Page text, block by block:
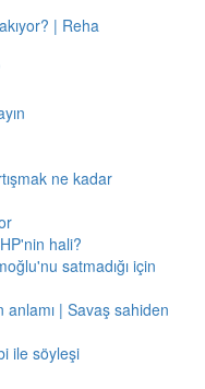
| Reha
ne kadar
hali?
satmadığı için
anlamı | Savaş sahiden
ile söyleşi